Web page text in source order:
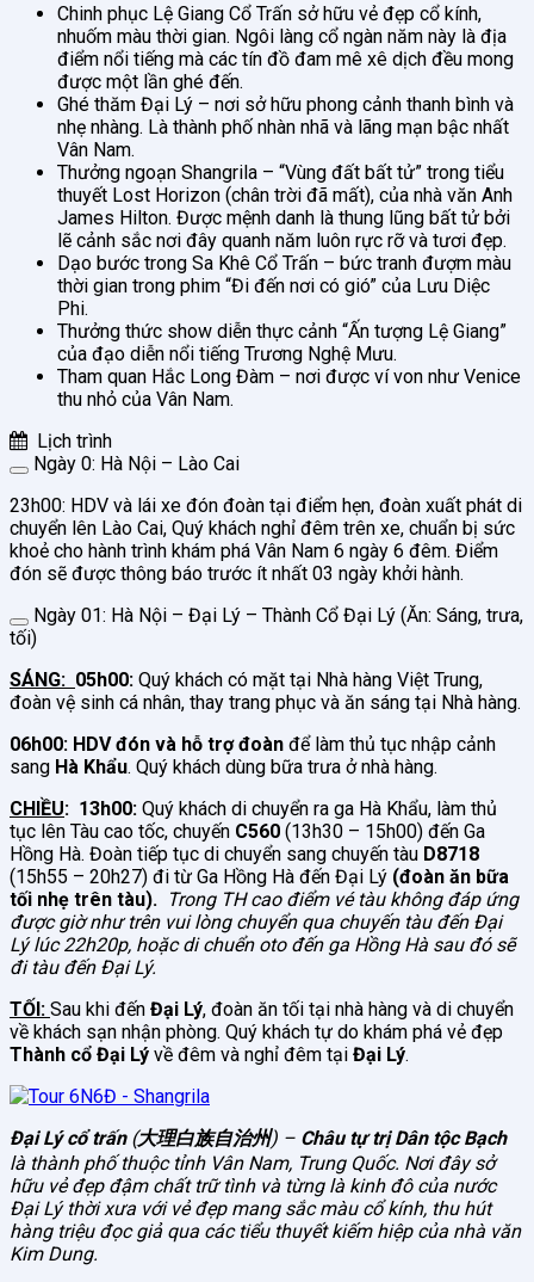
Giang
Côn
Minh
–
Shangrila
Ngày
Đêm
lượng
Chinh phục Lệ Giang Cổ Trấn sở hữu vẻ đẹp cổ kính,
nhuốm màu thời gian. Ngôi làng cổ ngàn năm này là địa
điểm nổi tiếng mà các tín đồ đam mê xê dịch đều mong
được một lần ghé đến.
Ghé thăm Đại Lý – nơi sở hữu phong cảnh thanh bình và
nhẹ nhàng. Là thành phố nhàn nhã và lãng mạn bậc nhất
Vân Nam.
Thưởng ngoạn Shangrila – “Vùng đất bất tử” trong tiểu
thuyết Lost Horizon (chân trời đã mất), của nhà văn Anh
James Hilton. Được mệnh danh là thung lũng bất tử bởi
lẽ cảnh sắc nơi đây quanh năm luôn rực rỡ và tươi đẹp.
Dạo bước trong Sa Khê Cổ Trấn – bức tranh đượm màu
thời gian trong phim “Đi đến nơi có gió” của Lưu Diệc
Phi.
Thưởng thức show diễn thực cảnh “Ấn tượng Lệ Giang”
của đạo diễn nổi tiếng Trương Nghệ Mưu.
Tham quan Hắc Long Đàm – nơi được ví von như Venice
thu nhỏ của Vân Nam.
Lịch trình
Ngày 0: Hà Nội – Lào Cai
23h00: HDV và lái xe đón đoàn tại điểm hẹn, đoàn xuất phát di
chuyển lên Lào Cai, Quý khách nghỉ đêm trên xe, chuẩn bị sức
khoẻ cho hành trình khám phá Vân Nam 6 ngày 6 đêm. Điểm
đón sẽ được thông báo trước ít nhất 03 ngày khởi hành.
Ngày 01: Hà Nội – Đại Lý – Thành Cổ Đại Lý (Ăn: Sáng, trưa,
tối)
SÁNG: 05h00: Quý khách có mặt tại Nhà hàng Việt Trung,
đoàn vệ sinh cá nhân, thay trang phục và ăn sáng tại Nhà hàng.
06h00: HDV đón và hỗ trợ đoàn để làm thủ tục nhập cảnh
sang Hà Khẩu. Quý khách dùng bữa trưa ở nhà hàng.
CHIỀU: 13h00: Quý khách di chuyển ra ga Hà Khẩu, làm thủ
tục lên Tàu cao tốc, chuyến C560 (13h30 – 15h00) đến Ga
Hồng Hà. Đoàn tiếp tục di chuyển sang chuyến tàu D8718
(15h55 – 20h27) đi từ Ga Hồng Hà đến Đại Lý (đoàn ăn bữa
tối nhẹ trên tàu). Trong TH cao điểm vé tàu không đáp ứng
được giờ như trên vui lòng chuyển qua chuyến tàu đến Đại
Lý lúc 22h20p, hoặc di chuển oto đến ga Hồng Hà sau đó sẽ
đi tàu đến Đại Lý.
TỐI: Sau khi đến Đại Lý, đoàn ăn tối tại nhà hàng và di chuyển
về khách sạn nhận phòng. Quý khách tự do khám phá vẻ đẹp
Thành cổ Đại Lý về đêm và nghỉ đêm tại Đại Lý.
Đại Lý cổ trấn(大理白族自治州) – Châu tự trị Dân tộc Bạch
là thành phố thuộc tỉnh Vân Nam, Trung Quốc. Nơi đây sở
hữu vẻ đẹp đậm chất trữ tình và từng là kinh đô của nước
Đại Lý thời xưa với vẻ đẹp mang sắc màu cổ kính, thu hút
hàng triệu đọc giả qua các tiểu thuyết kiếm hiệp của nhà văn
Kim Dung.